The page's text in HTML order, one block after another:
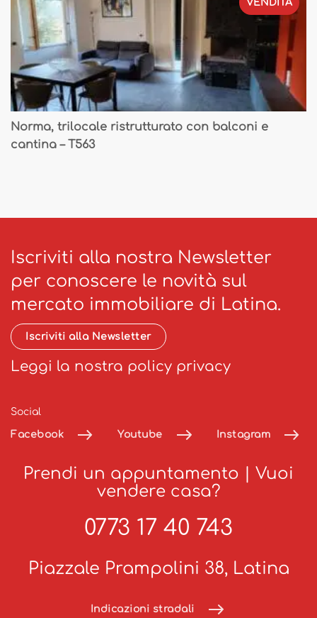
Norma, trilocale ristrutturato con balconi e
cantina – T563
VENDITA
Iscriviti alla nostra Newsletter
per conoscere le novità sul
mercato immobiliare di Latina.
Iscriviti alla Newsletter
Leggi la nostra policy privacy
Social
Facebook Youtube Instagram
Prendi un appuntamento
Vuoi
vendere casa?
0773 17 40 743
Piazzale Prampolini 38, Latina
Indicazioni stradali